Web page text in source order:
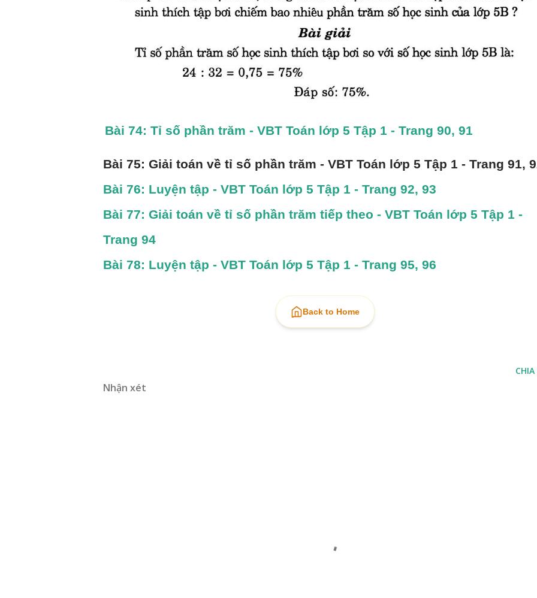
Bài 74: Tỉ số phần trăm - VBT Toán lớp 5 Tập 1 - Trang 90, 91
Bài 75: Giải toán về tỉ số phần trăm - VBT Toán lớp 5 Tập 1 - Trang 91,
Bài 76: Luyện tập - VBT Toán lớp 5 Tập 1 - Trang 92, 93
Bài 77: Giải toán về tỉ số phần trăm tiếp theo - VBT Toán lớp 5 Tập 1 -
Trang 94
Bài 78: Luyện tập - VBT Toán lớp 5 Tập 1 - Trang 95, 96
Back to Home
CHIA
Nhận xét